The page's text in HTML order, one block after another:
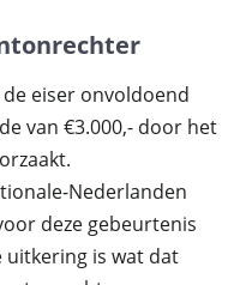
eiser onvoldoend
van €3.000,- door het
Nederlanden
deze gebeurtenis
uitkering is wat dat